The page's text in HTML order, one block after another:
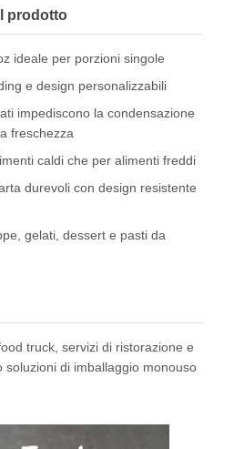
prodotto
ideale per porzioni singole
e design personalizzabili
impediscono la condensazione
freschezza
caldi che per alimenti freddi
durevoli con design resistente
gelati, dessert e pasti da
truck, servizi di ristorazione e
soluzioni di imballaggio monouso